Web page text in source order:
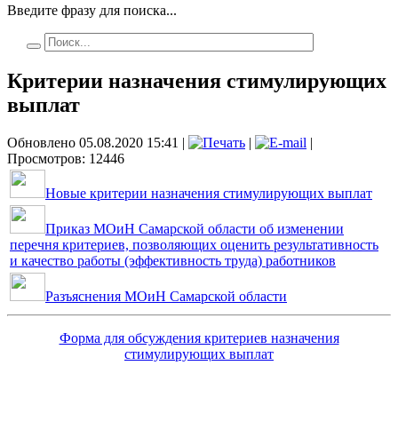
Введите фразу для поиска...
Критерии назначения стимулирующих
выплат
Обновлено 05.08.2020 15:41 | |
|
Просмотров: 12446
Новые критерии назначения стимулирующих выплат
Приказ МОиН Самарской области об изменении
перечня критериев, позволяющих оценить результативность
и качество работы (эффективность труда) работников
Разъяснения МОиН Самарской области
Форма для обсуждения критериев назначения
стимулирующих выплат